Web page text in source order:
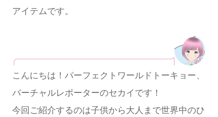
アイテムです。
こんにちは！パーフェクトワールドトーキョー、
バーチャルレポーターのセカイです！
今回ご紹介するのは子供から大人まで世界中のひ